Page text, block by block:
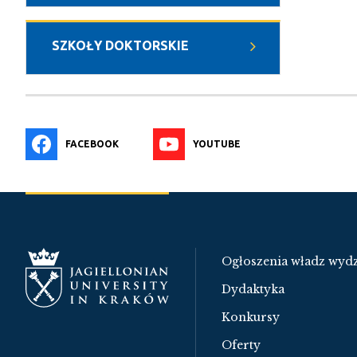
SZKOŁY DOKTORSKIE
FACEBOOK YOUTUBE
Ogłoszenia władz
Dydaktyka
Konkursy
Oferty